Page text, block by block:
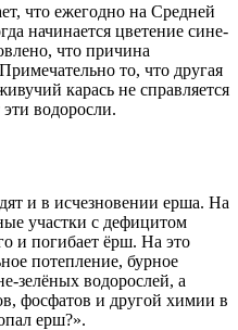
что ежегодно на Средней
начинается цветение сине-
что причина
то, что другая
карась не справляется
водоросли.
и в исчезновении ерша. На
участки с дефицитом
и погибает ёрш. На это
потепление, бурное
зелёных водорослей, а
фосфатов и другой химии в
ерш?».